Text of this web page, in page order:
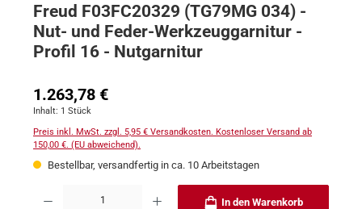
Freud F03FC20329 (TG79MG 034) -
Nut- und Feder-Werkzeuggarnitur -
Profil 16 - Nutgarnitur
Regulärer Preis:
1.263,78 €
Inhalt: 1 Stück
Preis inkl. MwSt. zzgl. 5,95 € Versandkosten. Kostenloser Versand ab
150,00 €. (EU abweichend).
Bestellbar, versandfertig in ca. 10 Arbeitstagen
Produkt Anzahl: Gib den gewünschten Wert ein oder benutze die Schaltflächen
In den Warenkorb